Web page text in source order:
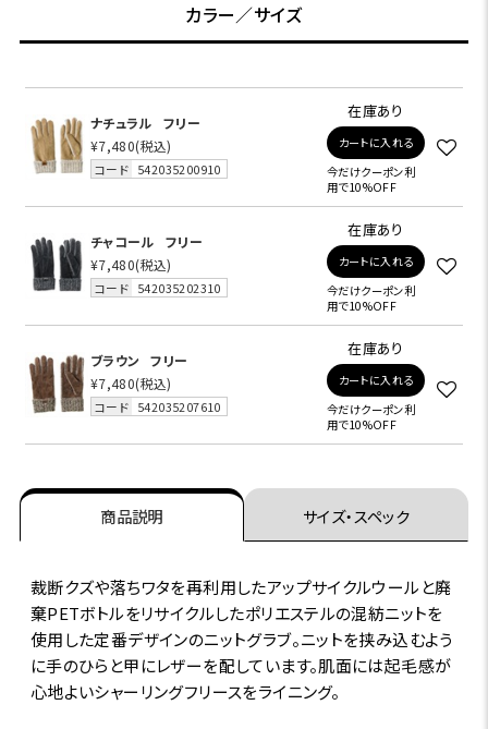
カラー／サイズ
ナチュラル
フリー
¥7,480(税込)
コード 542035200910
在庫あり
カートに入れる
今だけクーポン利
用で10%OFF
チャコール
フリー
¥7,480(税込)
コード 542035202310
在庫あり
カートに入れる
今だけクーポン利
用で10%OFF
ブラウン
フリー
¥7,480(税込)
コード 542035207610
在庫あり
カートに入れる
今だけクーポン利
用で10%OFF
商品説明 サイズ・スペック
裁断クズや落ちワタを再利用したアップサイクルウールと廃
棄PETボトルをリサイクルしたポリエステルの混紡ニットを
使用した定番デザインのニットグラブ。ニットを挟み込むよう
に手のひらと甲にレザーを配しています。肌面には起毛感が
心地よいシャーリングフリースをライニング。